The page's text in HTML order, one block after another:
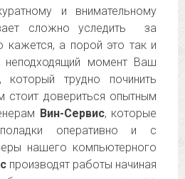
и внимательному
сложно уследить за
кажется, а порой это так и
момент Ваш
который трудно починить
стоит довериться опытным
Вин-Сервис, которые
оперативно и с
нашего компьютерного
производят работы начиная